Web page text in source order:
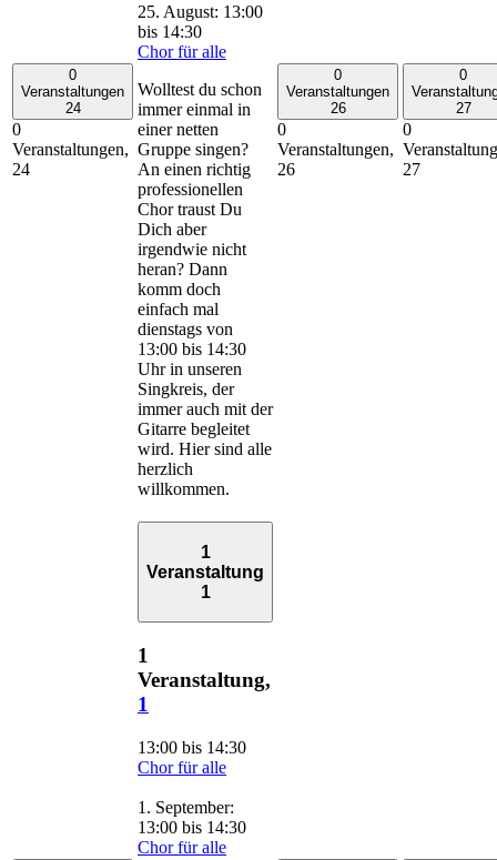
0
Veranstaltungen
24
0
Veranstaltungen,
24
25. August: 13:00
bis 14:30
Chor für alle
Wolltest du schon
immer einmal in
einer netten
Gruppe singen?
An einen richtig
professionellen
Chor traust Du
Dich aber
irgendwie nicht
heran? Dann
komm doch
einfach mal
dienstags von
13:00 bis 14:30
Uhr in unseren
Singkreis, der
immer auch mit der
Gitarre begleitet
wird. Hier sind alle
herzlich
willkommen.
0
Veranstaltungen
26
0
Veranstaltungen,
26
0
27
0
27
1
Veranstaltung
1
1
Veranstaltung,
1
13:00 bis 14:30
Chor für alle
1. September:
13:00 bis 14:30
Chor für alle